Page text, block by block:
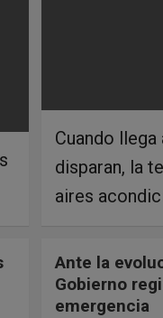
Cuando
disparan, la
aires
Ante la
Gobierno
emergencia